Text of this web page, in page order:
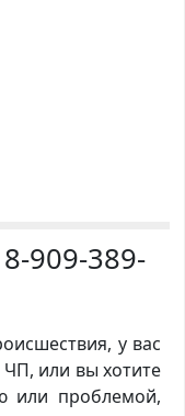
8-909-389-
у вас
ЧП, или вы хотите
или проблемой,